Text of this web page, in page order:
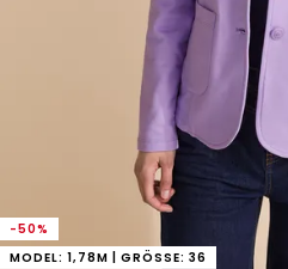
-50%
MODEL: 1,78M | GRÖSSE: 36